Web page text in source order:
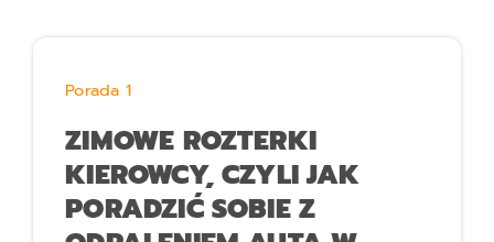
Porada 1
ZIMOWE ROZTERKI
KIEROWCY, CZYLI JAK
PORADZIĆ SOBIE Z